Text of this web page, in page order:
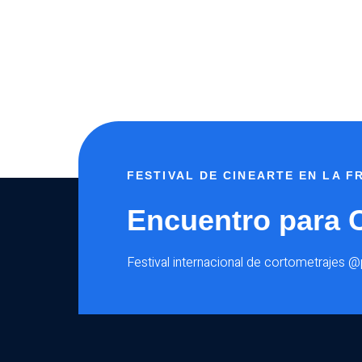
FESTIVAL DE CINEARTE EN LA
Encuentro para
Festival internacional de cortometrajes